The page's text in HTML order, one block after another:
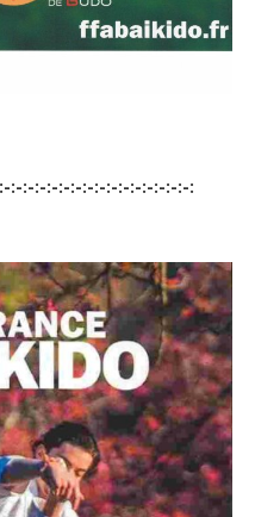
:-:-:-:-:-:-:-:-:-:-:-:-:-:-:-: